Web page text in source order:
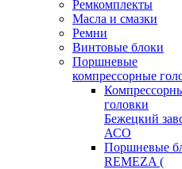
Ремкомплекты
Масла и смазки
Ремни
Винтовые блоки
Поршневые
компрессорные
головки
Бежецкий
АСО
Поршневые
REMEZA (